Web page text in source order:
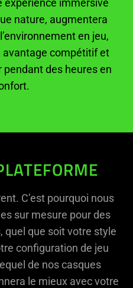
nature, augmentera
en jeu,
avantage compétitif et
des heures en
C’est pourquoi nous
sur mesure pour des
quel que soit votre style
configuration de jeu
de nos casques
le mieux avec votre